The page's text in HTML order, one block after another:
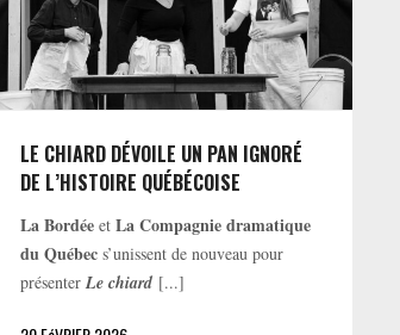
LE CHIARD DÉVOILE UN PAN IGNORÉ
DE L’HISTOIRE QUÉBÉCOISE
La Bordée etLa Compagnie dramatique
du Québec s’unissent de nouveau pour
présenterLe chiard [...]